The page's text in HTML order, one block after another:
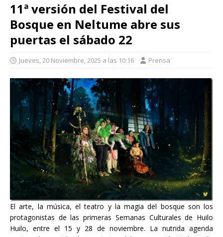
11ª versión del Festival del
Bosque en Neltume abre sus
puertas el sábado 22
Jueves, 20 Noviembre, 2025 a las 10:16 Prensa
El arte, la música, el teatro y la magia del bosque son los
protagonistas de las primeras Semanas Culturales de Huilo
Huilo, entre el 15 y 28 de noviembre. La nutrida agenda